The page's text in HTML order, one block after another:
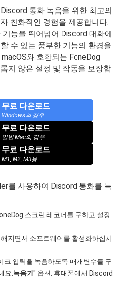
Discord 통화 녹음을 위한 최고의
친화적인 경험을 제공합니다.
능을 뛰어넘어 Discord 대화에
수 있는 풍부한 기능의 환경을
와 호환되는 FoneDog
지 않은 설정 및 작동을 보장합
무료 다운로드
Windows의 경우
무료 다운로드
일반 Mac의 경우
무료 다운로드
M1, M2, M3용
를 사용하여 Discord 통화를 녹
스크린 레코더를 구하고 설정
지면서 소프트웨어를 활성화하십시
크 입력을 녹음하도록 매개변수를 구
요.녹음기" 옵션. 휴대폰에서 Discord